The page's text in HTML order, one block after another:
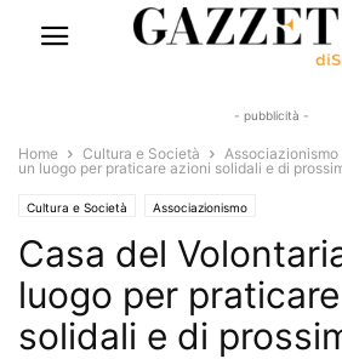
- pubblicità -
Home Cultura e Società Associazionismo
un luogo per praticare azioni solidali e di
Cultura e Società Associazionismo
Casa del
luogo per
solidali e di